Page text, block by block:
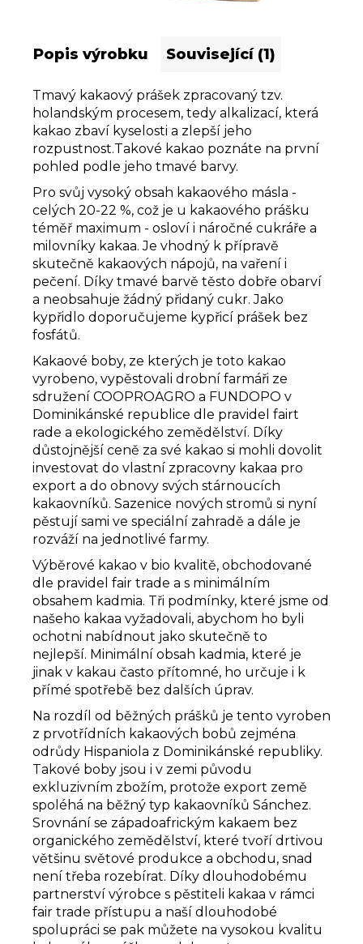
Popis výrobku Související (1)
Tmavý kakaový prášek zpracovaný tzv.
holandským procesem, tedy alkalizací, která
kakao zbaví kyselosti a zlepší jeho
rozpustnost.Takové kakao poznáte na první
pohled podle jeho tmavé barvy.
Pro svůj vysoký obsah kakaového másla -
celých 20-22 %, což je u kakaového prášku
téměř maximum - osloví i náročné cukráře a
milovníky kakaa. Je vhodný k přípravě
skutečně kakaových nápojů, na vaření i
pečení. Díky tmavé barvě těsto dobře obarví
a neobsahuje žádný přidaný cukr. Jako
kypřidlo doporučujeme kypřicí prášek bez
fosfátů.
Kakaové boby, ze kterých je toto kakao
vyrobeno, vypěstovali drobní farmáři ze
sdružení COOPROAGRO a FUNDOPO v
Dominikánské republice dle pravidel fairt
rade a ekologického zemědělství. Díky
důstojnější ceně za své kakao si mohli dovolit
investovat do vlastní zpracovny kakaa pro
export a do obnovy svých stárnoucích
kakaovníků. Sazenice nových stromů si nyní
pěstují sami ve speciální zahradě a dále je
rozváží na jednotlivé farmy.
Výběrové kakao v bio kvalitě, obchodované
dle pravidel fair trade a s minimálním
obsahem kadmia. Tři podmínky, které jsme od
našeho kakaa vyžadovali, abychom ho byli
ochotni nabídnout jako skutečně to
nejlepší. Minimální obsah kadmia, které je
jinak v kakau často přítomné, ho určuje i k
přímé spotřebě bez dalších úprav.
Na rozdíl od běžných prášků je tento vyroben
z prvotřídních kakaových bobů zejména
odrůdy Hispaniola z Dominikánské republiky.
Takové boby jsou i v zemi původu
exkluzivním zbožím, protože export země
spoléhá na běžný typ kakaovníků Sánchez.
Srovnání se západoafrickým kakaem bez
organického zemědělství, které tvoří drtivou
většinu světové produkce a obchodu, snad
není třeba rozebírat. Díky dlouhodobému
partnerství výrobce s pěstiteli kakaa v rámci
fair trade přístupu a naší dlouhodobé
spolupráci se pak můžete na vysokou kvalitu